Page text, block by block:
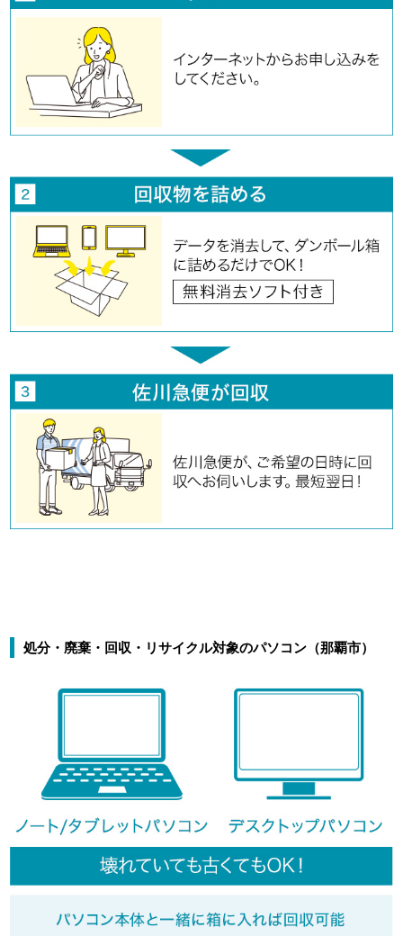
処分・廃棄・回収・リサイクル対象のパソコン（那覇市）